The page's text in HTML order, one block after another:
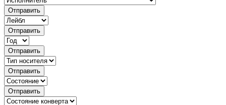
Отправить
Отправить
Отправить
Отправить
Отправить